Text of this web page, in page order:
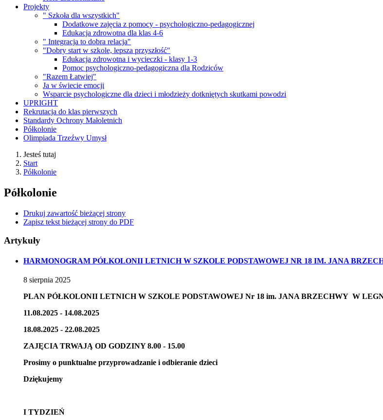
Projekty
" Szkoła dla wszystkich"
Dodatkowe zajęcia z pomocy - psychologiczno-pedagogicznej
Edukacja zdrowotna dla klas 4-6
" Integracja to dobra relacja"
"Dobry start w szkole, lepsza przyszłość"
Edukacja zdrowotna i wycieczki - klasy 1-3
Pomoc psychologiczno-pedagogiczna dla Rodziców
"Razem Łatwiej"
Ja w świecie emocji
Wsparcie psychologiczne dla dzieci i młodzieży dotkniętych skutkami powodzi
UPRIGHT
Rekrutacja do klas pierwszych
Standardy Ochrony Małoletnich
Półkolonie
Olimpiada Trzeźwy Umysł
Jesteś tutaj
Start
Półkolonie
Półkolonie
Drukuj zawartość bieżącej strony
Zapisz tekst bieżącej strony do PDF
Artykuły
HARMONOGRAM PÓŁKOLONII LETNICH W SZKOLE PODSTAWOWEJ NR 18 IM. JANA
8 sierpnia 2025
PLAN PÓŁKOLONII LETNICH W SZKOLE PODSTAWOWEJ Nr 18 im. JANA BRZECHWY W
11.08.2025 - 14.08.2025
18.08.2025 - 22.08.2025
ZAJĘCIA TRWAJĄ OD GODZINY 8.00 - 15.00
Prosimy o punktualne przyprowadzanie i odbieranie dzieci
Dziękujemy
I TYDZIEŃ